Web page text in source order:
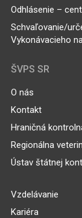
Odhlásenie –
Schvaľovanie/
Vykonávacieho
ŠVPS SR
O nás
Kontakt
Hraničná
Regionálna
Ústav štátnej
Vzdelávanie
Kariéra